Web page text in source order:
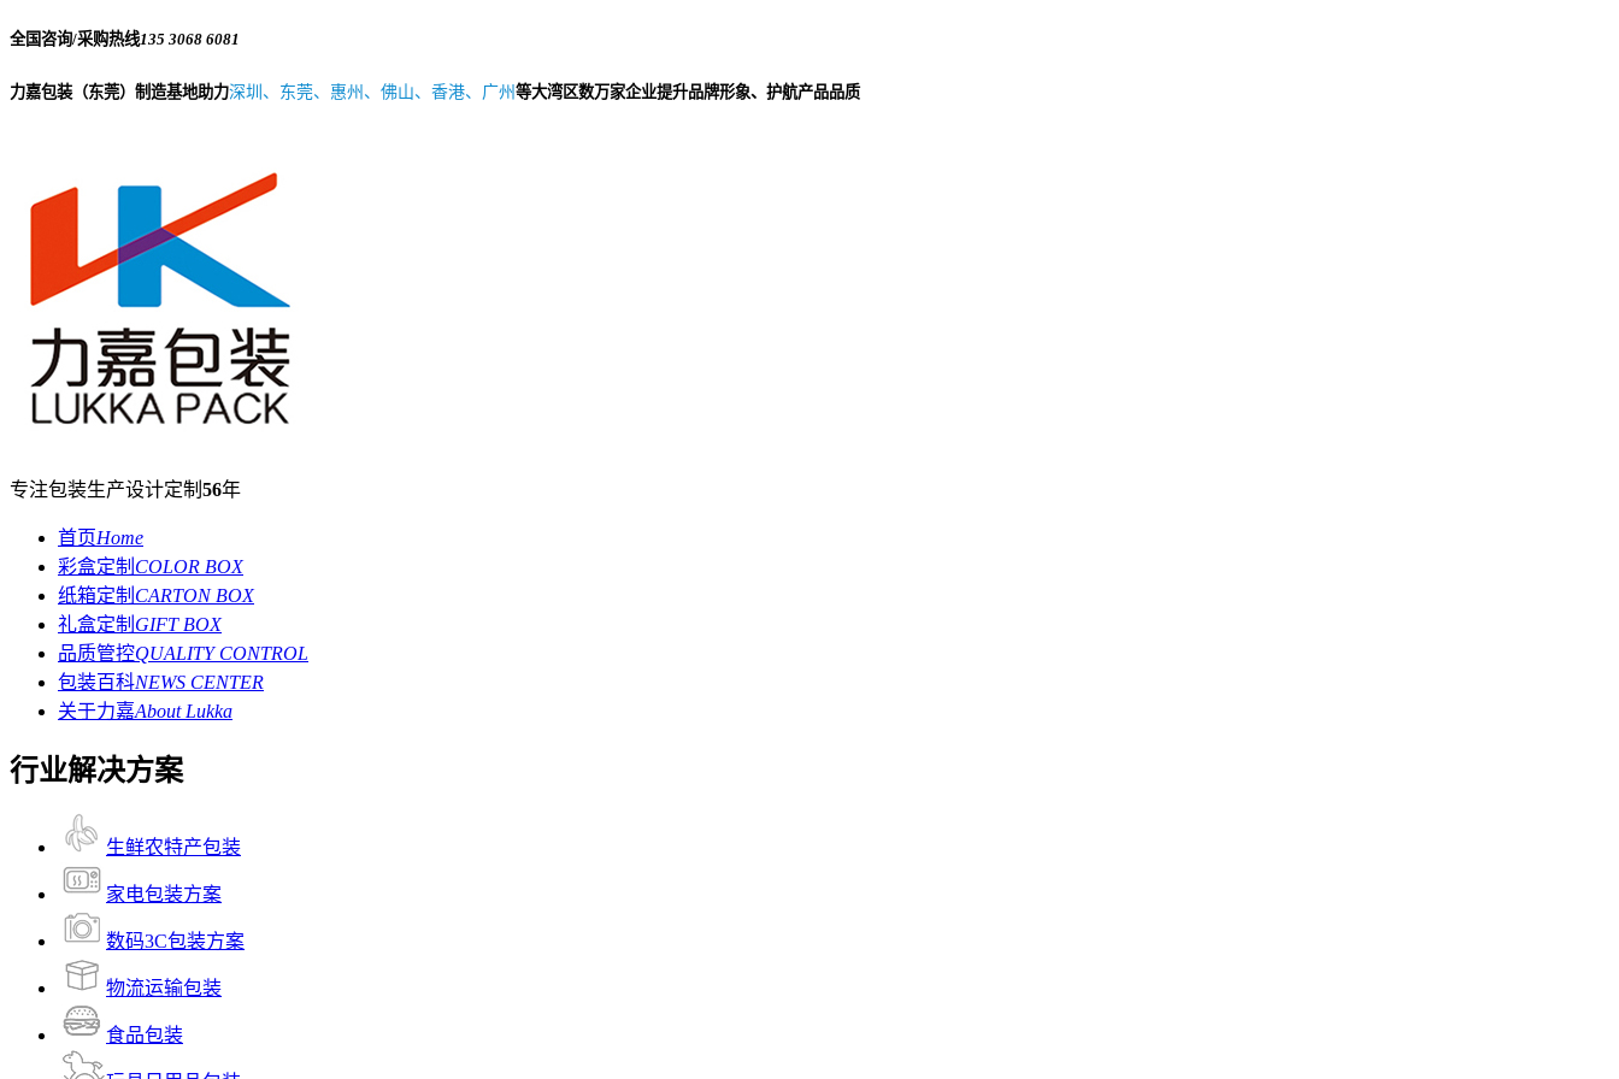
全国咨询/采购热线135 3068 6081
力嘉包装（东莞）制造基地助力深圳、东莞、惠州、佛山、香港、广州 等大湾区数万家企业提升品牌形象、护航产品品质
专注包装生产设计定制 56年
首页Home
彩盒定制 COLOR BOX
纸箱定制 CARTON BOX
礼盒定制 GIFT BOX
品质管控QUALITY CONTROL
包装百科NEWS CENTER
关于力嘉About Lukka
行业解决方案
生鲜农特产包装
家电包装方案
数码3C包装方案
物流运输包装
食品包装